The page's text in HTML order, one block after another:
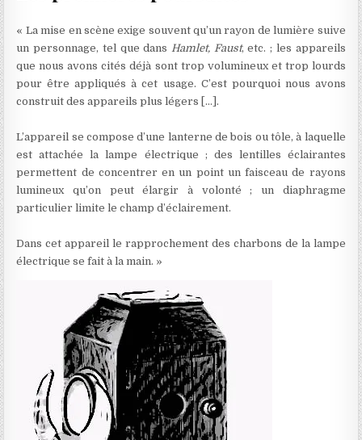
« La mise en scène exige souvent qu’un rayon de lumière suive
un personnage, tel que dans Hamlet, Faust, etc. ; les appareils
que nous avons cités déjà sont trop volumineux et trop lourds
pour être appliqués à cet usage. C’est pourquoi nous avons
construit des appareils plus légers […].
L’appareil se compose d’une lanterne de bois ou tôle, à laquelle
est attachée la lampe électrique ; des lentilles éclairantes
permettent de concentrer en un point un faisceau de rayons
lumineux qu’on peut élargir à volonté ; un diaphragme
particulier limite le champ d’éclairement.
Dans cet appareil le rapprochement des charbons de la lampe
électrique se fait à la main. »